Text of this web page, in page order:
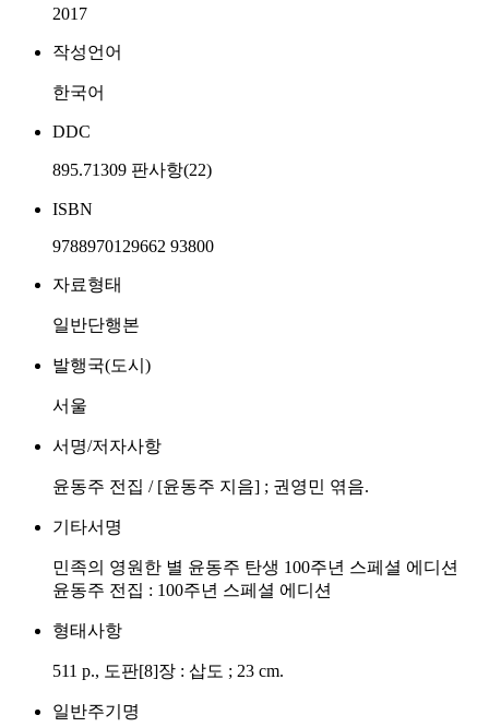
2017
작성언어
한국어
DDC
895.71309 판사항(22)
ISBN
9788970129662 93800
자료형태
일반단행본
발행국(도시)
서울
서명/저자사항
윤동주 전집 / [윤동주 지음] ; 권영민 엮음.
기타서명
민족의 영원한 별 윤동주 탄생 100주년 스페셜 에디션
윤동주 전집 : 100주년 스페셜 에디션
형태사항
511 p., 도판[8]장 : 삽도 ; 23 cm.
일반주기명